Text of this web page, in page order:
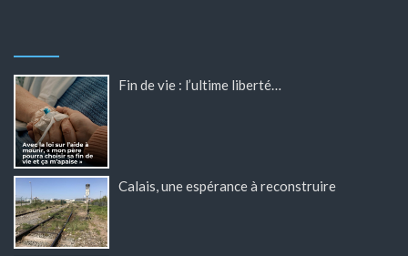
Fin de vie : l’ultime liberté…
Calais, une espérance à reconstruire